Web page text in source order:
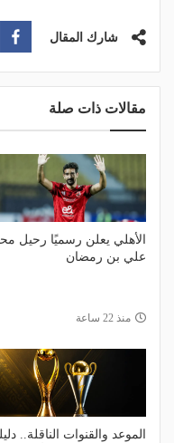
شارك المقال
مقالات ذات صلة
الأهلي يعلن رسميًا رحيل
علي بن رمضان
منذ 22 ساعة
الموعد والقنوات الناقلة..